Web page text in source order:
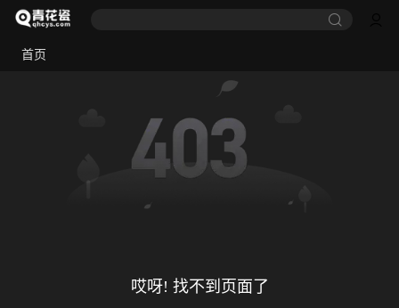
首页
哎呀! 找不到页面了